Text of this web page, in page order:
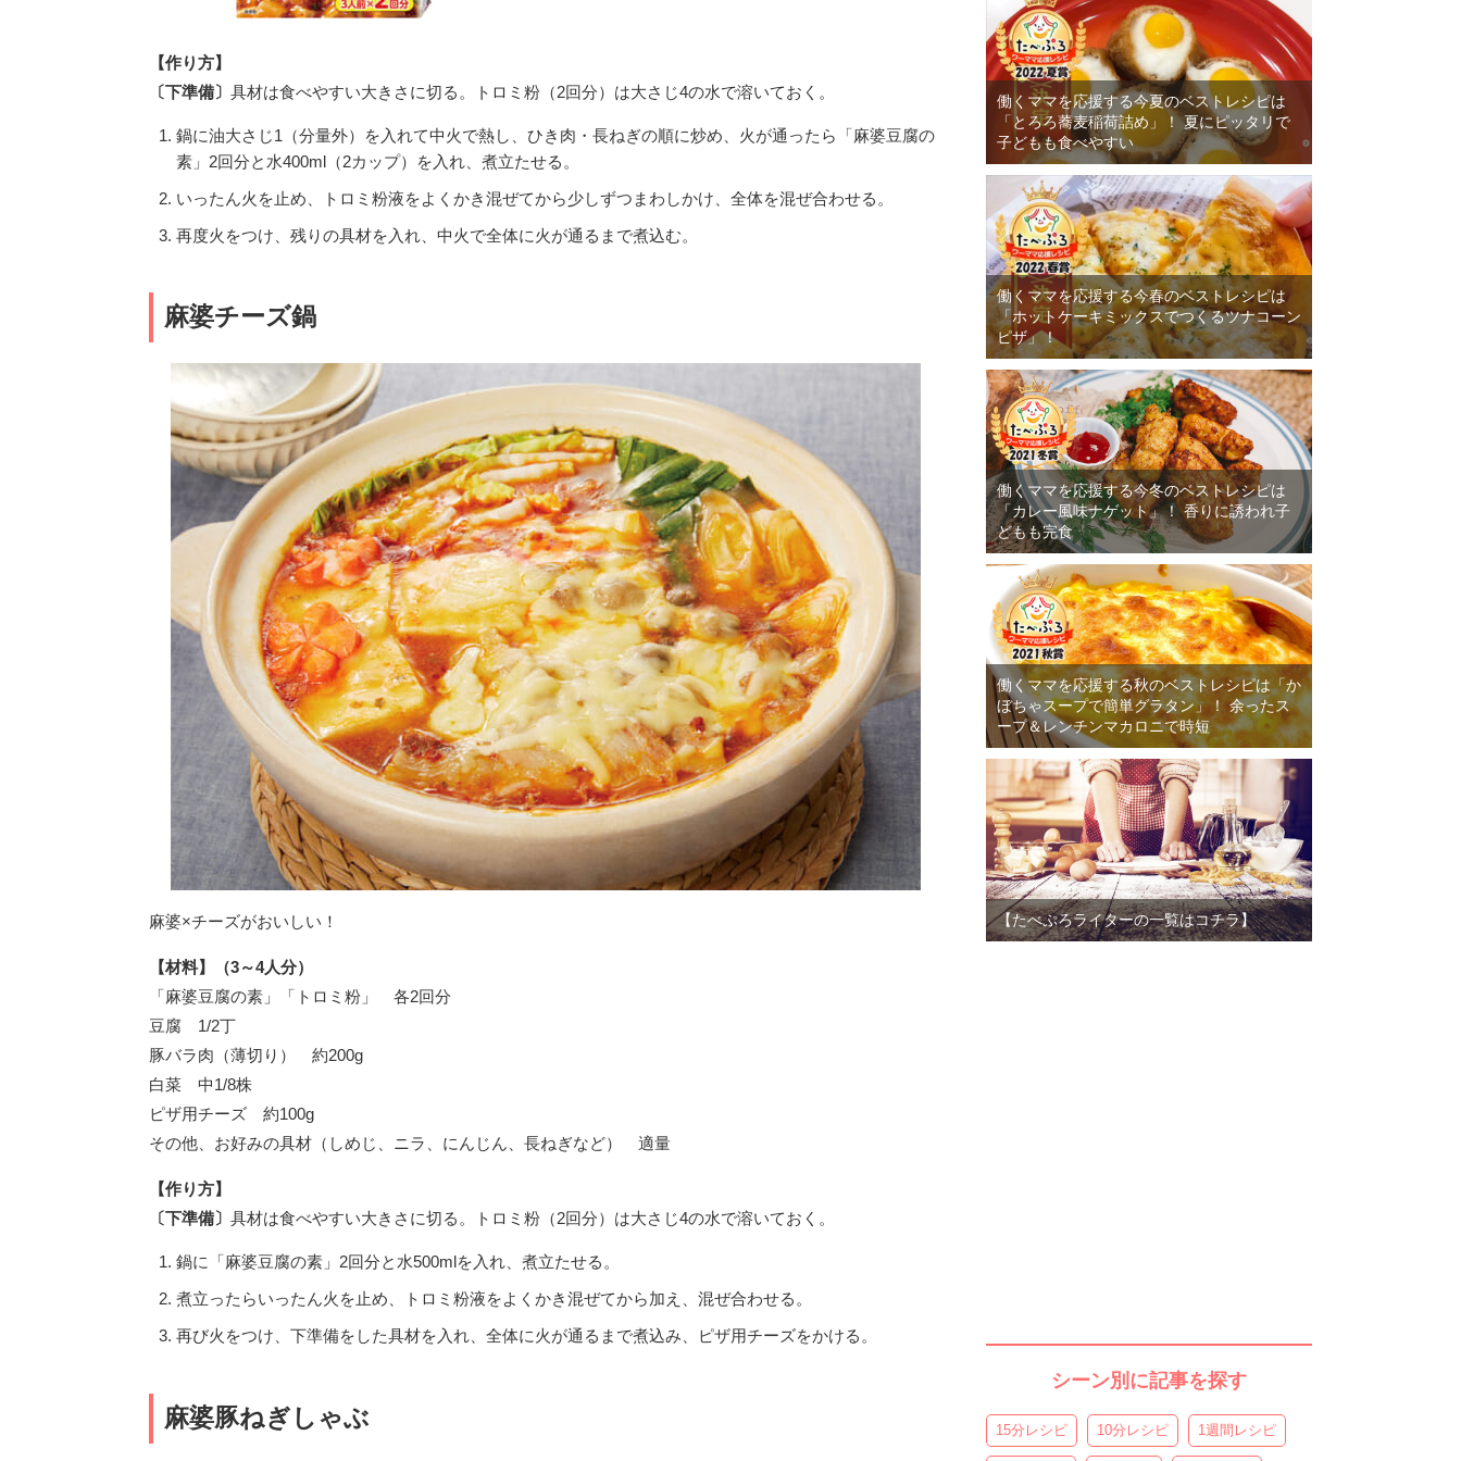
【作り方】
〔下準備〕 具材は食べやすい大きさに切る。トロミ粉（2回分）は大さじ4の水で溶いておく。
鍋に油大さじ1（分量外）を入れて中火で熱し、ひき肉・長ねぎの順に炒め、火が通ったら「麻婆豆腐の
素」2回分と水400ml（2カップ）を入れ、煮立たせる。
いったん火を止め、トロミ粉液をよくかき混ぜてから少しずつまわしかけ、全体を混ぜ合わせる。
再度火をつけ、残りの具材を入れ、中火で全体に火が通るまで煮込む。
麻婆チーズ鍋
麻婆×チーズがおいしい！
【材料】（3～4人分）
「麻婆豆腐の素」「トロミ粉」 各2回分
豆腐 1/2丁
豚バラ肉（薄切り） 約200g
白菜 中1/8株
ピザ用チーズ 約100g
その他、お好みの具材（しめじ、ニラ、にんじん、長ねぎなど） 適量
【作り方】
〔下準備〕 具材は食べやすい大きさに切る。トロミ粉（2回分）は大さじ4の水で溶いておく。
鍋に「麻婆豆腐の素」2回分と水500mlを入れ、煮立たせる。
煮立ったらいったん火を止め、トロミ粉液をよくかき混ぜてから加え、混ぜ合わせる。
再び火をつけ、下準備をした具材を入れ、全体に火が通るまで煮込み、ピザ用チーズをかける。
麻婆豚ねぎしゃぶ
働くママを応援する今夏のベストレシピは
「とろろ蕎麦稲荷詰め」！ 夏にピッタリで
子どもも食べやすい
働くママを応援する今春のベストレシピは
「ホットケーキミックスでつくるツナコーン
ピザ」！
働くママを応援する今冬のベストレシピは
「カレー風味ナゲット」！ 香りに誘われ子
どもも完食
働くママを応援する秋のベストレシピは「か
ぼちゃスープで簡単グラタン」！ 余ったス
ープ＆レンチンマカロニで時短
【たべぷろライターの一覧はコチラ】
シーン別に記事を探す
15分レシピ 10分レシピ 1週間レシピ